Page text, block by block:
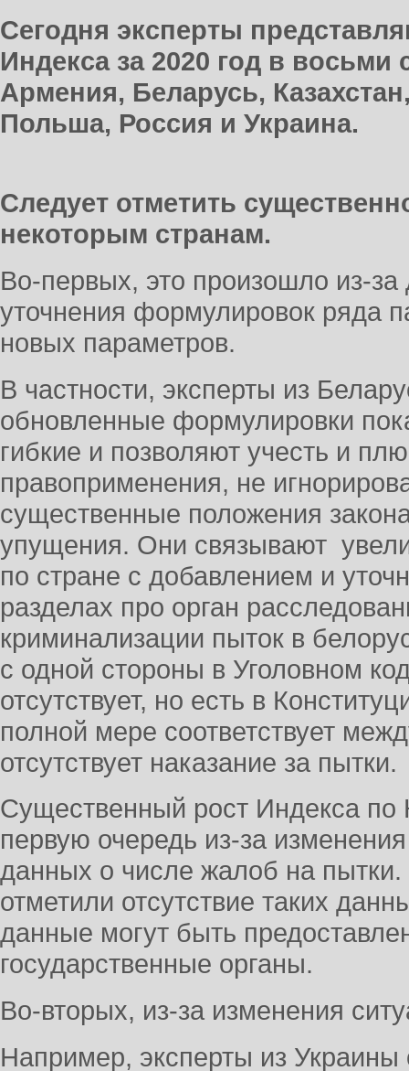
Сегодня эксперты
Индекса за 2020 год в
Армения, Беларусь,
Польша, Россия и Украина.
Следует отметить
некоторым странам.
Во-первых, это произошло из-
уточнения формулировок ряда
новых параметров.
В частности, эксперты из
обновленные формулировки
гибкие и позволяют учесть и
правоприменения, не
существенные положения
упущения. Они связывают
по стране с добавлением и
разделах про орган
криминализации пыток в
с одной стороны в Уголовном
отсутствует, но есть в
полной мере соответствует
отсутствует наказание за пытки.
Существенный рост Индекса по
первую очередь из-за
данных о числе жалоб на
отметили отсутствие таких
данные могут быть
государственные органы.
Во-вторых, из-за изменения
Например, эксперты из